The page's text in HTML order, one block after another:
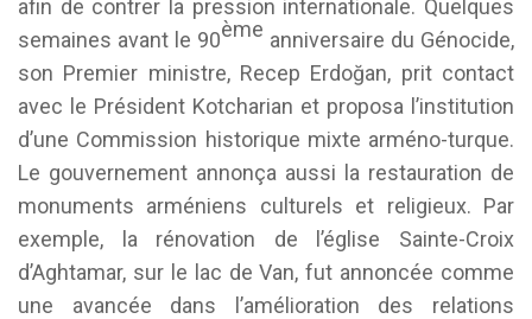
afin de contrer la pression internationale. Quelques
semaines avant le 90ème anniversaire du Génocide,
son Premier ministre, Recep Erdoğan, prit contact
avec le Président Kotcharian et proposa l’institution
d’une Commission historique mixte arméno-turque.
Le gouvernement annonça aussi la restauration de
monuments arméniens culturels et religieux. Par
exemple, la rénovation de l’église Sainte-Croix
d’Aghtamar, sur le lac de Van, fut annoncée comme
une avancée dans l’amélioration des relations